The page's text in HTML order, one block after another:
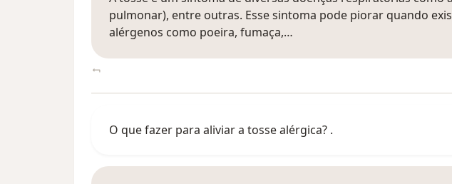
pulmonar), entre outras. Esse sintoma pode piorar quando
alérgenos como poeira, fumaça,…
O que fazer para aliviar a tosse alérgica? .